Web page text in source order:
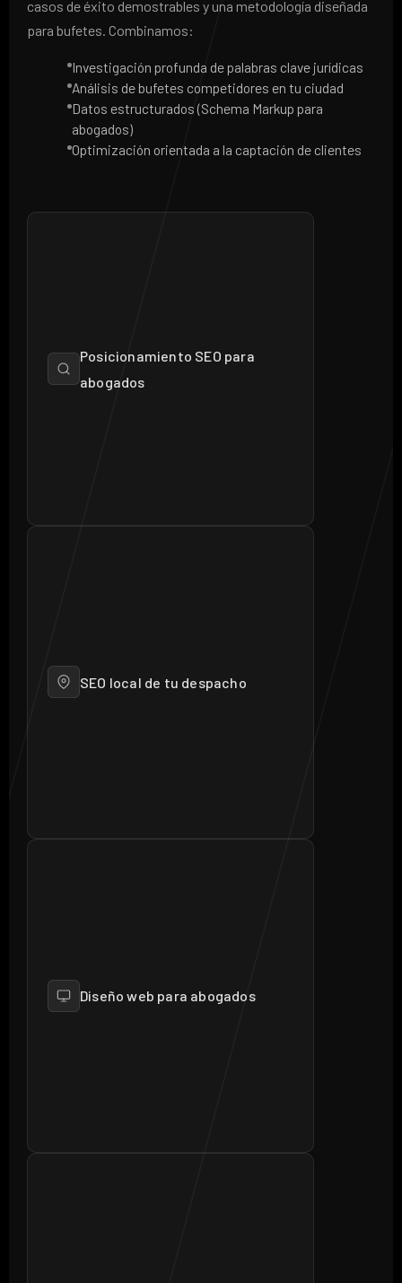
casos de éxito demostrables y una metodología diseñada
para bufetes. Combinamos:
Investigación profunda de palabras clave jurídicas
Análisis de bufetes competidores en tu ciudad
Datos estructurados (Schema Markup para
abogados)
Optimización orientada a la captación de clientes
Posicionamiento SEO para
abogados
SEO local de tu despacho
Diseño web para abogados